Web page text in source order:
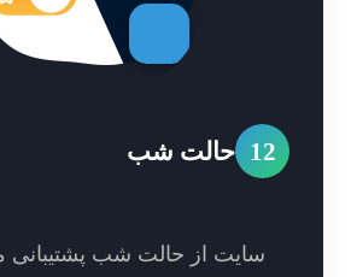
حالت شب
سایت از حالت شب پشتیبانی می‌کنند.